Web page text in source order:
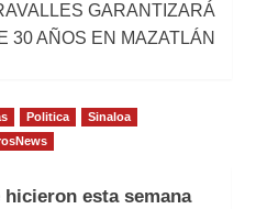
GARANTIZARÁ
30 AÑOS EN MAZATLÁN
Politica
Sinaloa
hicieron esta semana